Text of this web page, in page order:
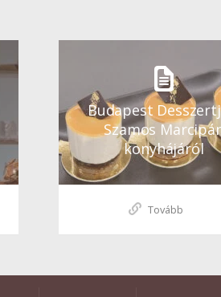
Budapest
Szamos
konyhájáról
Tovább